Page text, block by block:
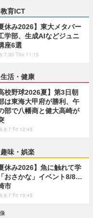
教育ICT
夏休み2026】東大メタバー
学部、生成AIなどジュニ
座6選
Thu 11:15
生活・健康
高校野球2026夏】第3日朝
は東海大甲府が勝利、午
部で八幡商と健大高崎が
Fri 12:45
趣味・娯楽
夏休み2026】魚に触れて学
おさかな」イベント8/8…
市
Fri 10:45